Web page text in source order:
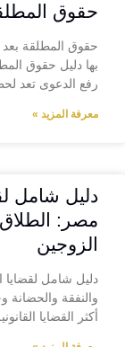
حقوق
حقوق المطلقة بعد
بها دليل حقوق
رفع الدعوى تعد
معرفة المزيد »
دليل شامل
مصر: الطلاق
الزوجين
دليل شامل لقضايا
والنفقة
أكثر القضايا